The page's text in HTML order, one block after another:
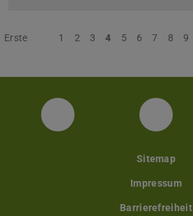
Erste Vorherige
1 2 3 4 5 6 7 8 9
Facebook
Sitemap
Impressum
Barrierefreiheit